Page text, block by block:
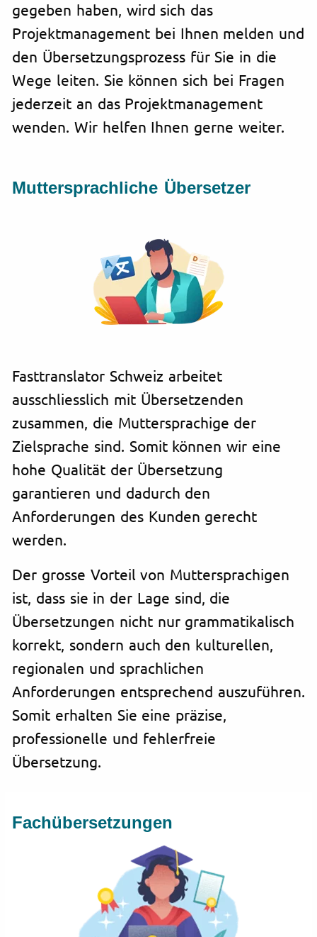
gegeben haben, wird sich das
Projektmanagement bei Ihnen melden und
den Übersetzungsprozess für Sie in die
Wege leiten. Sie können sich bei Fragen
jederzeit an das Projektmanagement
wenden. Wir helfen Ihnen gerne weiter.
Muttersprachliche Übersetzer
Fasttranslator Schweiz arbeitet
ausschliesslich mit Übersetzenden
zusammen, die Muttersprachige der
Zielsprache sind. Somit können wir eine
hohe Qualität der Übersetzung
garantieren und dadurch den
Anforderungen des Kunden gerecht
werden.
Der grosse Vorteil von Muttersprachigen
ist, dass sie in der Lage sind, die
Übersetzungen nicht nur grammatikalisch
korrekt, sondern auch den kulturellen,
regionalen und sprachlichen
Anforderungen entsprechend auszuführen.
Somit erhalten Sie eine präzise,
professionelle und fehlerfreie
Übersetzung.
Fachübersetzungen